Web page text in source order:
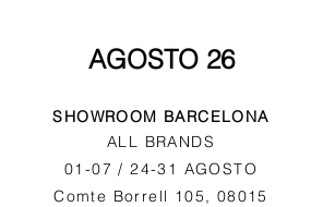
AGOSTO 26
SHOWROOM BARCELONA
ALL BRANDS
01-07 / 24-31 AGOSTO
Comte Borrell 105, 08015